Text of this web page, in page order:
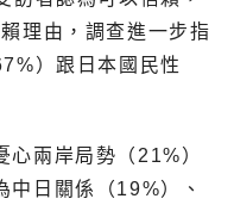
理由，調查進一步指
）跟日本國民性
心兩岸局勢（21%）
中日關係（19%）、